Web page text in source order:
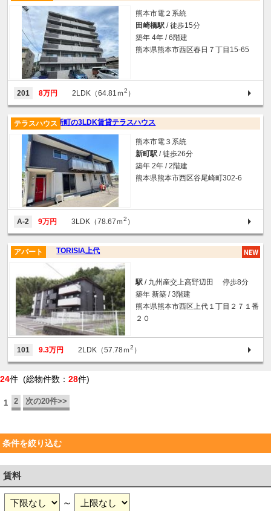
熊本市電２系統
田崎橋駅 / 徒歩15分
築年 4年 / 6階建
熊本県熊本市西区春日７丁目15-65
201 8万円 2LDK（64.81ｍ2 ）
新町の3LDK賃貸テラスハウス
テラスハウス
熊本市電３系統
新町駅 / 徒歩26分
築年 2年 / 2階建
熊本県熊本市西区谷尾崎町302-6
A-2 9万円 3LDK（78.67ｍ2 ）
TORISIA上代
アパート
駅 / 九州産交上高野辺田 停歩8分
築年 新築 / 3階建
熊本県熊本市西区上代１丁目２７１番
２０
101 9.3万円 2LDK（57.78ｍ2 ）
24件 (総物件数： 28件)
1 2 次の20件>>
条件を絞り込む
賃料
～